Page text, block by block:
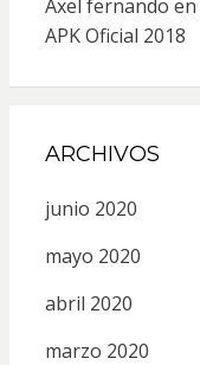
Axel fernando en
APK Oficial 2018
ARCHIVOS
junio 2020
mayo 2020
abril 2020
marzo 2020